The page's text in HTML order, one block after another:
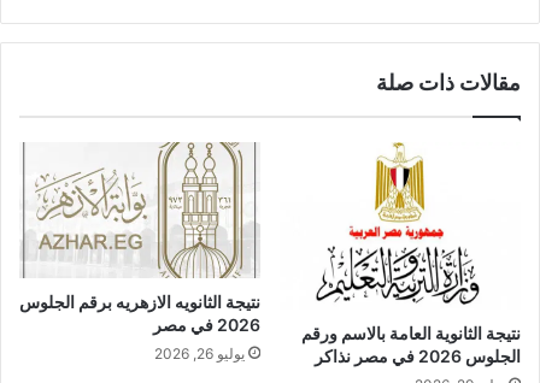
مقالات ذات صلة
نتيجة الثانوية العامة بالاسم ورقم
الجلوس 2026 في مصر نذاكر
نتيجة الثانويه الازهريه برقم الجلوس
2026 في مصر
يوليو 26, 2026